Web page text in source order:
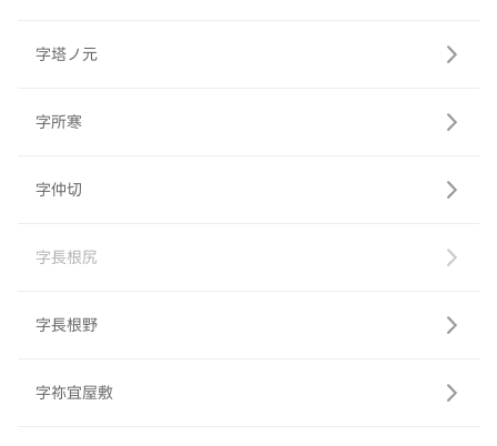
字塔ノ元
字所寒
字仲切
字長根尻
字長根野
字祢宜屋敷